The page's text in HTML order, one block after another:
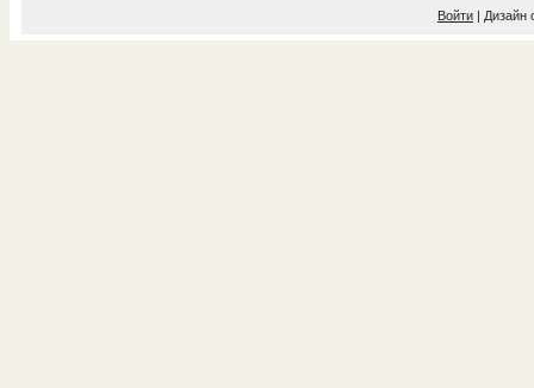
Войти | Дизайн